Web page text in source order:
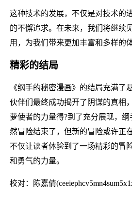
这种技术的发展，不仅是对技术的
的不懈追求。在未来，我们将继续
用，为我们带来更加丰富和多样的体
精彩的结局
《纲手的秘密漫画》的结局充满了
伙伴们最终成功揭开了阴谋的真相
萝使者的力量得?到了充分展现，
然冒险结束了，但新的冒险或许正
不仅让读者体验到了一场精彩的冒
和勇气的力量。
校对：陈嘉倩